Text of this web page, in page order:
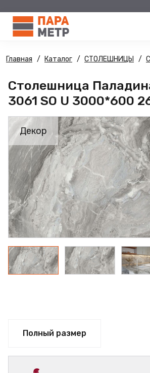
Главная Каталог СТОЛЕШНИЦЫ
Столешница
3061 SO U 3000*600
Декор
Полный размер